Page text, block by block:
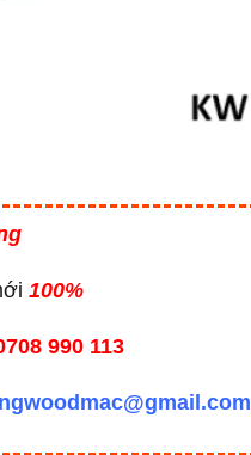
100%
990 113